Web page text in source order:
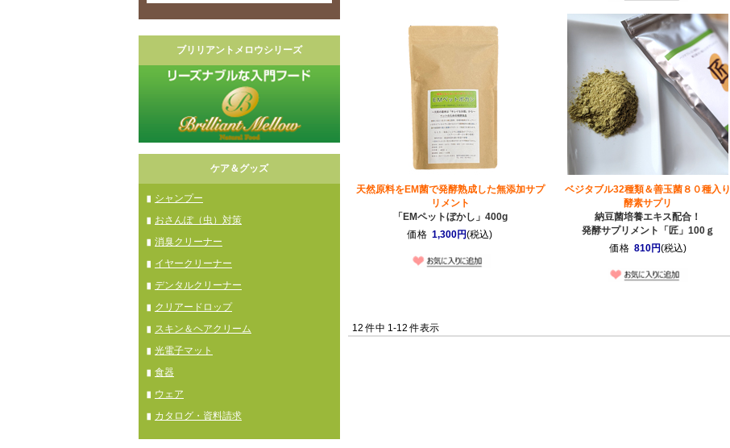
ブリリアントメロウシリーズ
ケア＆グッズ
シャンプー
おさんぽ（虫）対策
消臭クリーナー
イヤークリーナー
デンタルクリーナー
クリアードロップ
スキン＆ヘアクリーム
光電子マット
食器
ウェア
カタログ・資料請求
天然原料をEM菌で発酵熟成した無添加サプ
リメント
「EMペットぼかし」400g
価格 1,300円(税込)
ベジタブル32種類＆善玉菌８０種入り
酵素サプリ
納豆菌培養エキス配合！
発酵サプリメント「匠」100ｇ
価格 810円(税込)
12 件中 1-12 件表示